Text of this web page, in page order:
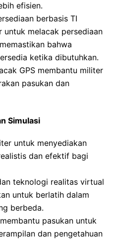
efisien.
berbasis TI
untuk melacak persediaan
bahwa
ketika dibutuhkan.
GPS membantu militer
pasukan dan
Simulasi
untuk menyediakan
dan efektif bagi
teknologi realitas virtual
untuk berlatih dalam
berbeda.
pasukan untuk
dan pengetahuan